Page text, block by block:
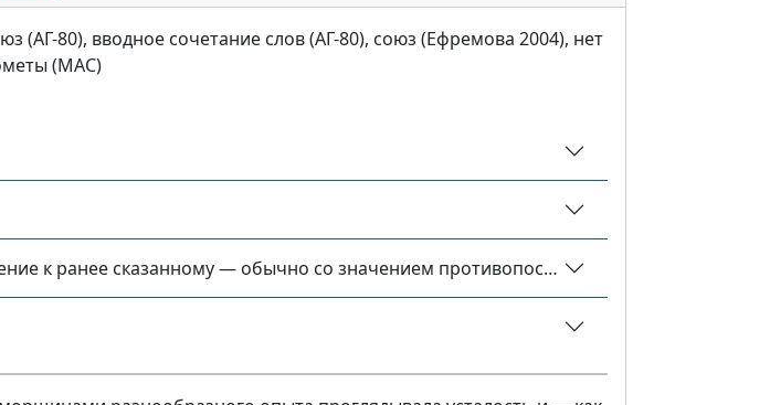
(АГ-80), вводное сочетание слов (АГ-80), союз (Ефремова 2004), нет
(МАС)
к ранее сказанному — обычно со значением противопоставления: при этом, при